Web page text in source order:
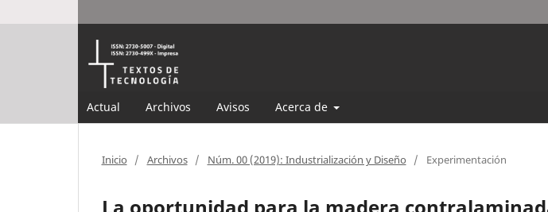
Actual Archivos Avisos Acerca de
Inicio / Archivos / Núm. 00 (2019): Industrialización y Diseño / Experimentación